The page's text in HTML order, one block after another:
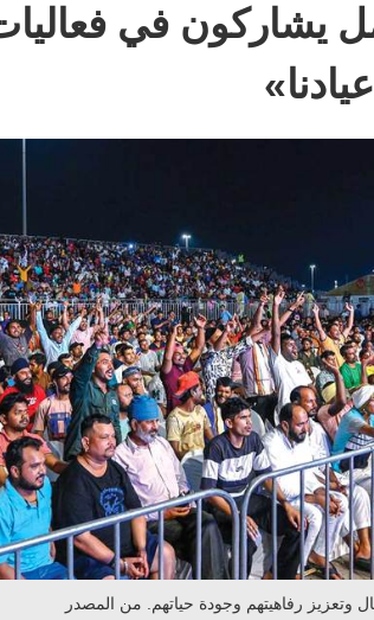
عامل يشاركون في
وتعزيز رفاهيتهم وجودة حياتهم. من المصدر